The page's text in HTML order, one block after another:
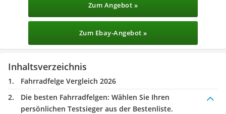
Zum Angebot »
Zum Ebay-Angebot »
Inhaltsverzeichnis
Fahrradfelge Vergleich 2026
Die besten Fahrradfelgen: Wählen Sie Ihren
persönlichen Testsieger aus der Bestenliste.